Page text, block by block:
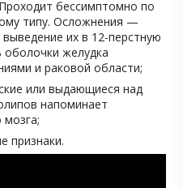
бессимптомно по
типу. Осложнения —
их в 12-перстную
желудка
и раковой области;
или выдающиеся над
напоминает
мозга;
признаки.